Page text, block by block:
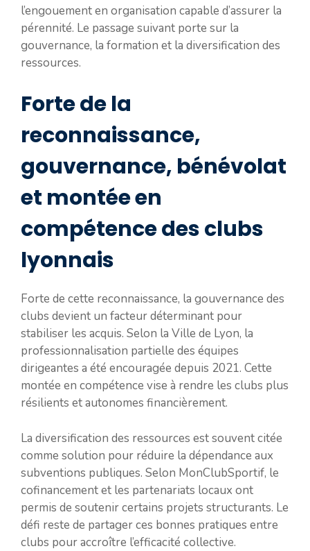
l’engouement en organisation capable d’assurer la
pérennité. Le passage suivant porte sur la
gouvernance, la formation et la diversification des
ressources.
Forte de la
reconnaissance,
gouvernance, bénévolat
et montée en
compétence des clubs
lyonnais
Forte de cette reconnaissance, la gouvernance des
clubs devient un facteur déterminant pour
stabiliser les acquis. Selon la Ville de Lyon, la
professionnalisation partielle des équipes
dirigeantes a été encouragée depuis 2021. Cette
montée en compétence vise à rendre les clubs plus
résilients et autonomes financièrement.
La diversification des ressources est souvent citée
comme solution pour réduire la dépendance aux
subventions publiques. Selon MonClubSportif, le
cofinancement et les partenariats locaux ont
permis de soutenir certains projets structurants. Le
défi reste de partager ces bonnes pratiques entre
clubs pour accroître l’efficacité collective.